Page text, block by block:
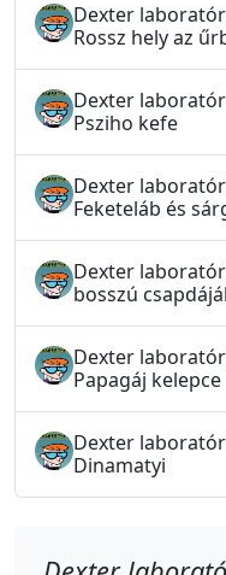
Dexter
Rossz hely az
Dexter
Psziho kefe
Dexter
Feketeláb és
Dexter
bosszú
Dexter
Papagáj kelepce
Dexter
Dinamatyi